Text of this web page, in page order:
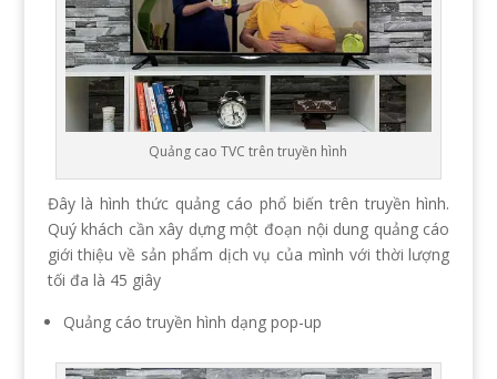
Quảng cao TVC trên truyền hình
Đây là hình thức quảng cáo phổ biến trên truyền hình.
Quý khách cần xây dựng một đoạn nội dung quảng cáo
giới thiệu về sản phẩm dịch vụ của mình với thời lượng
tối đa là 45 giây
Quảng cáo truyền hình dạng pop-up